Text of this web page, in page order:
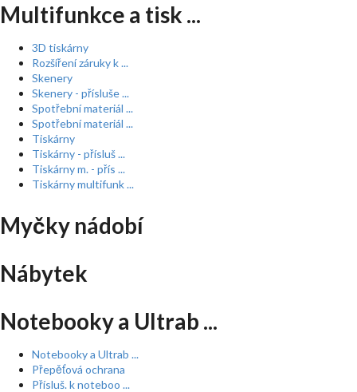
Multifunkce a tisk ...
3D tiskárny
Rozšíření záruky k ...
Skenery
Skenery - přísluše ...
Spotřební materiál ...
Spotřební materiál ...
Tiskárny
Tiskárny - přísluš ...
Tiskárny m. - přís ...
Tiskárny multifunk ...
Myčky nádobí
Nábytek
Notebooky a Ultrab ...
Notebooky a Ultrab ...
Přepěťová ochrana
Přísluš. k noteboo ...